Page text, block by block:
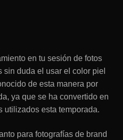
en tu sesión de fotos
sin duda el usar el color piel
de esta manera por
ya que se ha convertido en
utilizados esta temporada.
para fotografías de brand